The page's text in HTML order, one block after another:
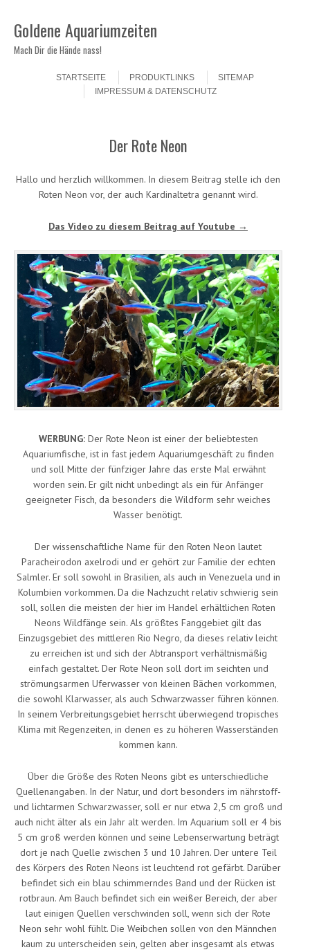
Goldene Aquariumzeiten
Mach Dir die Hände nass!
STARTSEITE
PRODUKTLINKS
SITEMAP
IMPRESSUM & DATENSCHUTZ
Der Rote Neon
Hallo und herzlich willkommen. In diesem Beitrag stelle ich den
Roten Neon vor, der auch Kardinaltetra genannt wird.
Das Video zu diesem Beitrag auf Youtube →
WERBUNG:Der Rote Neon ist einer der beliebtesten
Aquariumfische, ist in fast jedem Aquariumgeschäft zu finden
und soll Mitte der fünfziger Jahre das erste Mal erwähnt
worden sein. Er gilt nicht unbedingt als ein für Anfänger
geeigneter Fisch, da besonders die Wildform sehr weiches
Wasser benötigt.
Der wissenschaftliche Name für den Roten Neon lautet
Paracheirodon axelrodi und er gehört zur Familie der echten
Salmler. Er soll sowohl in Brasilien, als auch in Venezuela und in
Kolumbien vorkommen. Da die Nachzucht relativ schwierig sein
soll, sollen die meisten der hier im Handel erhältlichen Roten
Neons Wildfänge sein. Als größtes Fanggebiet gilt das
Einzugsgebiet des mittleren Rio Negro, da dieses relativ leicht
zu erreichen ist und sich der Abtransport verhältnismäßig
einfach gestaltet. Der Rote Neon soll dort im seichten und
strömungsarmen Uferwasser von kleinen Bächen vorkommen,
die sowohl Klarwasser, als auch Schwarzwasser führen können.
In seinem Verbreitungsgebiet herrscht überwiegend tropisches
Klima mit Regenzeiten, in denen es zu höheren Wasserständen
kommen kann.
Über die Größe des Roten Neons gibt es unterschiedliche
Quellenangaben. In der Natur, und dort besonders im nährstoff-
und lichtarmen Schwarzwasser, soll er nur etwa 2,5 cm groß und
auch nicht älter als ein Jahr alt werden. Im Aquarium soll er 4 bis
5 cm groß werden können und seine Lebenserwartung beträgt
dort je nach Quelle zwischen 3 und 10 Jahren. Der untere Teil
des Körpers des Roten Neons ist leuchtend rot gefärbt. Darüber
befindet sich ein blau schimmerndes Band und der Rücken ist
rotbraun. Am Bauch befindet sich ein weißer Bereich, der aber
laut einigen Quellen verschwinden soll, wenn sich der Rote
Neon sehr wohl fühlt. Die Weibchen sollen von den Männchen
kaum zu unterscheiden sein, gelten aber insgesamt als etwas